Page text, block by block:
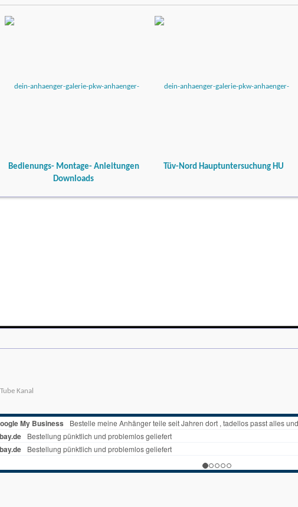
Bedienungs- Montage- Anleitungen
Downloads
Tüv-Nord Hauptuntersuchung HU